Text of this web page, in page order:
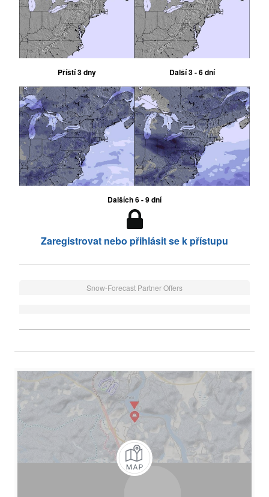
Příští 3 dny Další 3 - 6 dní
Dalších 6 - 9 dní
Zaregistrovat nebo přihlásit se k přístupu
Snow-Forecast Partner Offers